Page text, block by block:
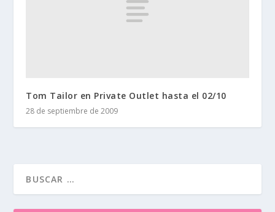
Tom Tailor en Private Outlet hasta el 02/10
28 de septiembre de 2009